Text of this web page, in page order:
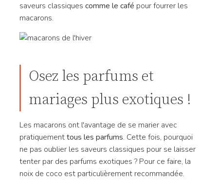
saveurs classiques comme le café pour fourrer les
macarons.
Osez les parfums et
mariages plus exotiques !
Les macarons ont l'avantage de se marier avec
pratiquementtous les parfums. Cette fois, pourquoi
ne pas oublier les saveurs classiques pour se laisser
tenter par des parfums exotiques ? Pour ce faire, la
noix de coco est particulièrement recommandée.